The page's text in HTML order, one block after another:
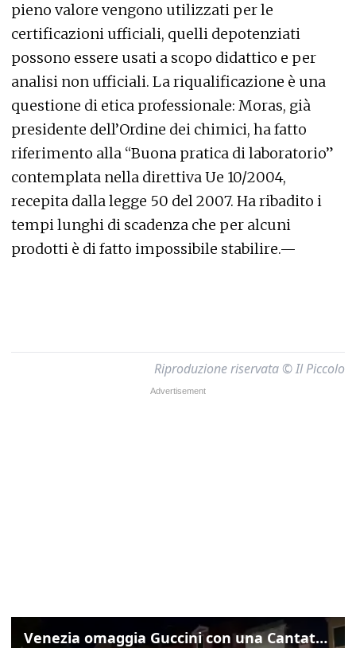
pieno valore vengono utilizzati per le
certificazioni ufficiali, quelli depotenziati
possono essere usati a scopo didattico e per
analisi non ufficiali. La riqualificazione è una
questione di etica professionale: Moras, già
presidente dell’Ordine dei chimici, ha fatto
riferimento alla “Buona pratica di laboratorio”
contemplata nella direttiva Ue 10/2004,
recepita dalla legge 50 del 2007. Ha ribadito i
tempi lunghi di scadenza che per alcuni
prodotti è di fatto impossibile stabilire.—
Riproduzione riservata © Il Piccolo
Venezia omaggia Guccini con una Cantata Anarchica in campo Santa Margherita